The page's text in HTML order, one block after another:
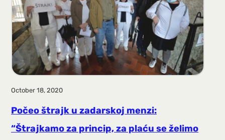
October 18, 2020
Počeo štrajk u zadarskoj menzi:
“Štrajkamo za princip, za plaću se želimo